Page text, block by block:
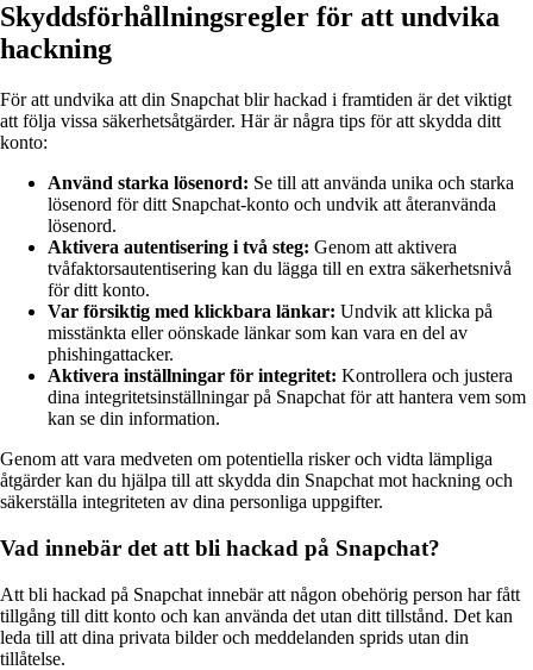
Skyddsförhållningsregler för att undvika
hackning
För att undvika att din Snapchat blir hackad i framtiden är det viktigt
att följa vissa säkerhetsåtgärder. Här är några tips för att skydda ditt
konto:
Använd starka lösenord: Se till att använda unika och starka
lösenord för ditt Snapchat-konto och undvik att återanvända
lösenord.
Aktivera autentisering i två steg: Genom att aktivera
tvåfaktorsautentisering kan du lägga till en extra säkerhetsnivå
för ditt konto.
Var försiktig med klickbara länkar: Undvik att klicka på
misstänkta eller oönskade länkar som kan vara en del av
phishingattacker.
Aktivera inställningar för integritet: Kontrollera och justera
dina integritetsinställningar på Snapchat för att hantera vem som
kan se din information.
Genom att vara medveten om potentiella risker och vidta lämpliga
åtgärder kan du hjälpa till att skydda din Snapchat mot hackning och
säkerställa integriteten av dina personliga uppgifter.
Vad innebär det att bli hackad på Snapchat?
Att bli hackad på Snapchat innebär att någon obehörig person har fått
tillgång till ditt konto och kan använda det utan ditt tillstånd. Det kan
leda till att dina privata bilder och meddelanden sprids utan din
tillåtelse.